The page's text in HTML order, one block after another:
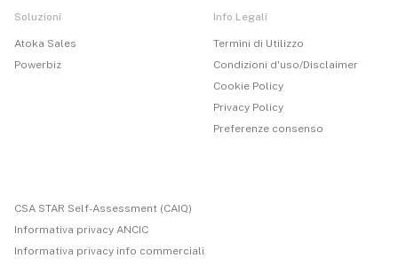
Soluzioni
Atoka Sales
Powerbiz
Info Legali
Termini di Utilizzo
Condizioni d'uso/Disclaimer
Cookie Policy
Privacy Policy
Preferenze consenso
CSA STAR Self-Assessment (CAIQ)
Informativa privacy ANCIC
Informativa privacy info commerciali